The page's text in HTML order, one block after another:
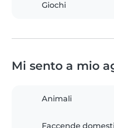
Giochi
Mi sento a mio
Animali
Faccende